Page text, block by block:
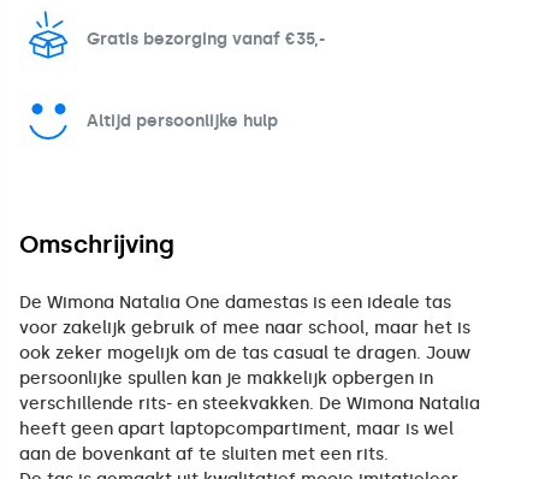
Gratis bezorging vanaf €35,-
Altijd persoonlijke hulp
Omschrijving
De Wimona Natalia One damestas is een ideale tas
voor zakelijk gebruik of mee naar school, maar het is
ook zeker mogelijk om de tas casual te dragen. Jouw
persoonlijke spullen kan je makkelijk opbergen in
verschillende rits- en steekvakken. De Wimona Natalia
heeft geen apart laptopcompartiment, maar is wel
aan de bovenkant af te sluiten met een rits.